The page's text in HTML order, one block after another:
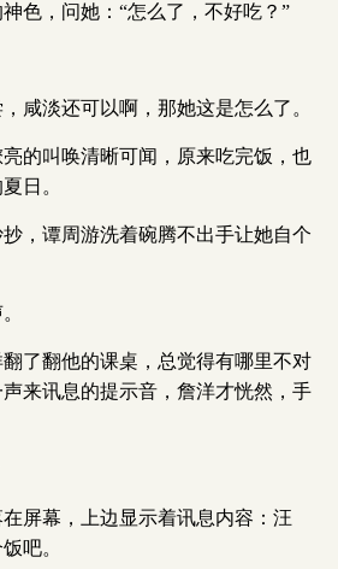
色，问她：“怎么了，不好吃？”
咸淡还可以啊，那她这是怎么了。
的叫唤清晰可闻，原来吃完饭，也
日。
，谭周游洗着碗腾不出手让她自个
了翻他的课桌，总觉得有哪里不对
来讯息的提示音，詹洋才恍然，手
屏幕，上边显示着讯息内容：汪
吧。